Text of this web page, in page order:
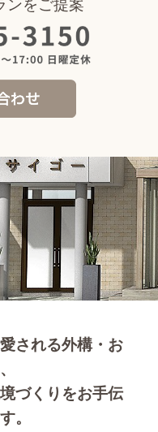
ンをご提案
される外構・お
づくりをお手伝
。